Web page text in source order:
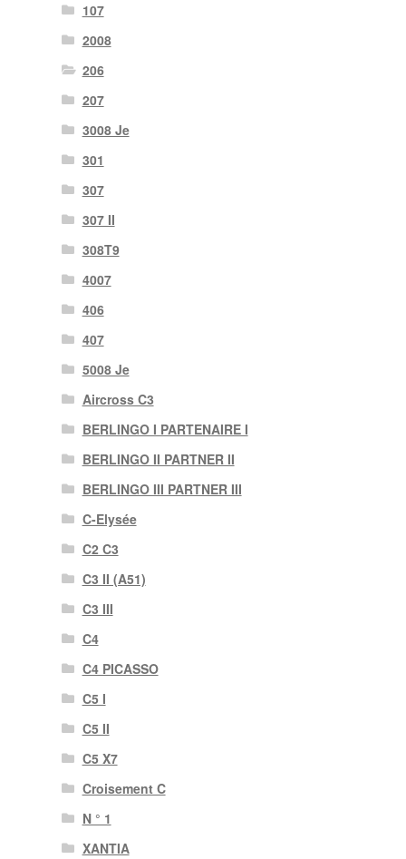
107
2008
206
207
3008 Je
301
307
307 II
308T9
4007
406
407
5008 Je
Aircross C3
BERLINGO I PARTENAIRE I
BERLINGO II PARTNER II
BERLINGO III PARTNER III
C-Elysée
C2 C3
C3 II (A51)
C3 III
C4
C4 PICASSO
C5 I
C5 II
C5 X7
Croisement C
N ° 1
XANTIA